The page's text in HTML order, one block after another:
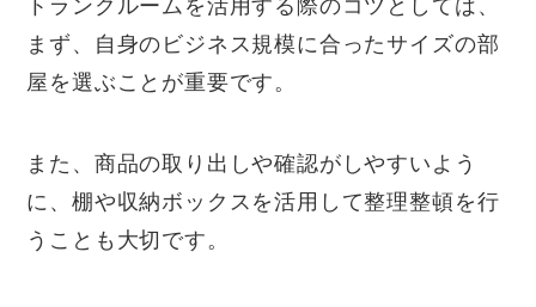
トランクルームを活用する際のコツとしては、
まず、自身のビジネス規模に合ったサイズの部
屋を選ぶことが重要です。
また、商品の取り出しや確認がしやすいよう
に、棚や収納ボックスを活用して整理整頓を行
うことも大切です。